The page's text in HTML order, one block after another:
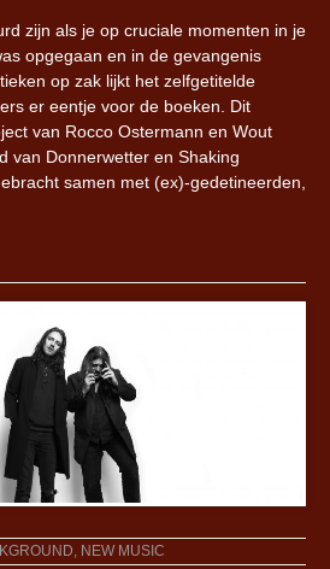
zijn als je op cruciale momenten in je
opgegaan en in de gevangenis
op zak lijkt het zelfgetitelde
er eentje voor de boeken. Dit
van Rocco Ostermann en Wout
van Donnerwetter en Shaking
samen met (ex)-gedetineerden,
, NEW MUSIC